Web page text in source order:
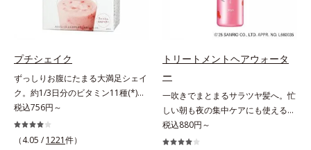
さに配慮した無油分・無香料・無着
色。清涼成分のメントール配合で、
* ニキビ・肌荒れを防ぐ
（ボッショクシサン）がダイエット
をサポート。香ばしく、まろやかな
味わいで、毎日の食事といっしょに
お召し上がりいただけます。
プチシェイク
ずっしりお腹にたまる大満足シェイ
ク。約1/3日分のビタミン11種(*)・
鉄分・食物繊維配合でダイエットと
美容をしっかりサポート。食事とお
きかえるだけで簡単にカロリーを抑
税込756円～
（4.05 / 1221件）
トリートメントヘアウォータ
ー
一吹きでまとまるサラツヤ髪へ。忙
しい朝も夜の集中ケアにも使える美
髪ミスト。シュッとひと吹きで、理
想の髪になれるトリートメント。傷
税込880円～